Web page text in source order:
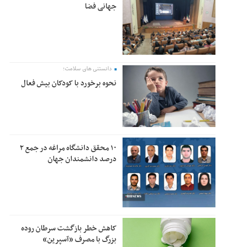
جهانی فضا
دانستنی های سلامت؛
نحوه برخورد با کودکان بیش فعال
۱۰ محقق دانشگاه مراغه در جمع ۲
درصد دانشمندان جهان
کاهش خطر بازگشت سرطان روده
بزرگ با مصرف «آسپرین»